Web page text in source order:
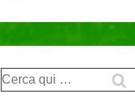
Cerca: